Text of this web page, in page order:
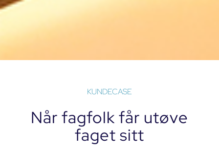
KUNDECASE
Når fagfolk får utøve
faget sitt